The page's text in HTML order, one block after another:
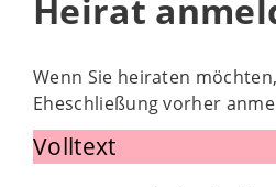
Heirat
Wenn Sie heiraten
Eheschließung vorher
Volltext